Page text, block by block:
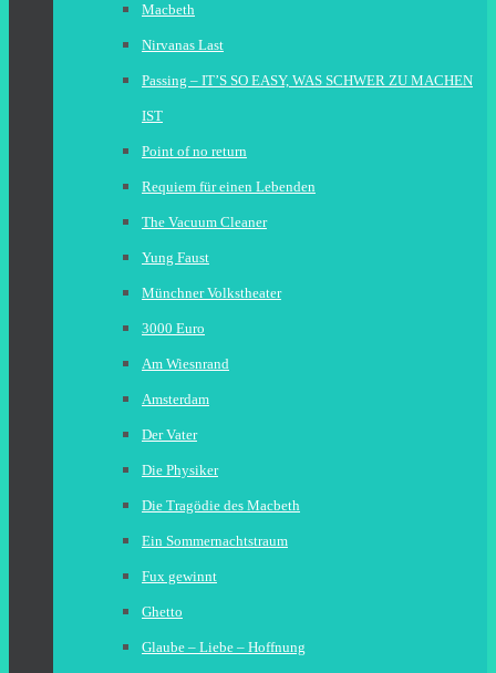
Macbeth
Nirvanas Last
Passing – IT’S SO EASY, WAS SCHWER ZU MACHEN
IST
Point of no return
Requiem für einen Lebenden
The Vacuum Cleaner
Yung Faust
Münchner Volkstheater
3000 Euro
Am Wiesnrand
Amsterdam
Der Vater
Die Physiker
Die Tragödie des Macbeth
Ein Sommernachtstraum
Fux gewinnt
Ghetto
Glaube – Liebe – Hoffnung